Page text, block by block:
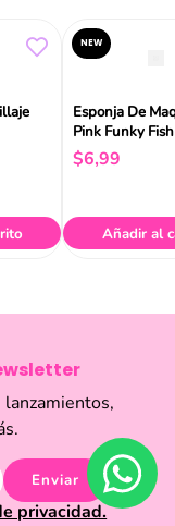
NEW
Esponja De
Pink Funky Fish
$6,99
Añadir al
Enviar
privacidad.